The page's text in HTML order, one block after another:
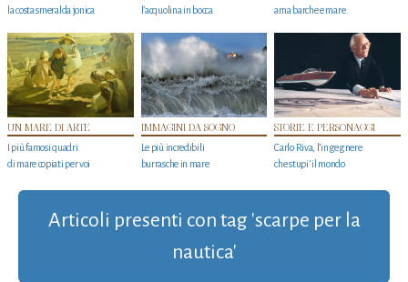
la costa smeralda jonica
l’acquolina in bocca
ama barche e mare
UN MARE DI ARTE
I più famosi quadri
di mare copiati per voi
IMMAGINI DA SOGNO
Le più incredibili
burrasche in mare
STORIE E PERSONAGGI
Carlo Riva, l’ingegnere
che stupi' il mondo
Articoli presenti con tag 'scarpe per la
nautica'